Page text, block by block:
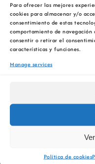
Para ofrecer las mejores
cookies para almacenar y/o
consentimiento de estas
comportamiento de
consentir o retirar el
características y funciones.
Manage services
Política de cookies
As empresas
proxecto,
súas materias
últimas semanas a
Prado e parte do
(Canteiras ARE),
Pescas (MYHNOR),
Cerámica Campo e
Arxilas e Minerais,
mostras para a